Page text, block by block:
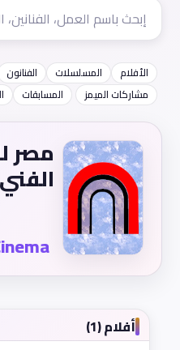
الأفلام المسلسلات الفنانون
مشاركات الميمز
المسابقات
مصر
الفني
أفلام (1)